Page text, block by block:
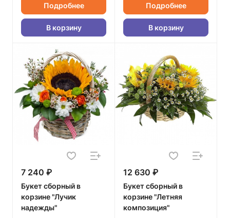
Подробнее
В корзину
Подробнее
В корзину
7 240 ₽
Букет сборный в
корзине "Лучик
надежды"
12 630 ₽
Букет сборный в
корзине "Летняя
композиция"